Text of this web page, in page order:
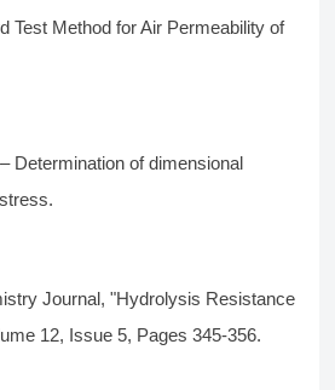
Test Method for Air Permeability of
Determination of dimensional
Journal, "Hydrolysis Resistance
12, Issue 5, Pages 345-356.